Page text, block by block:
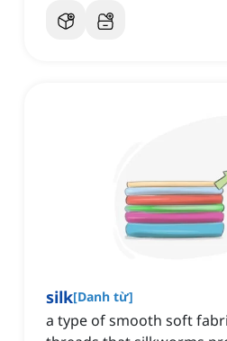
silk[Danh từ]
a type of smooth soft